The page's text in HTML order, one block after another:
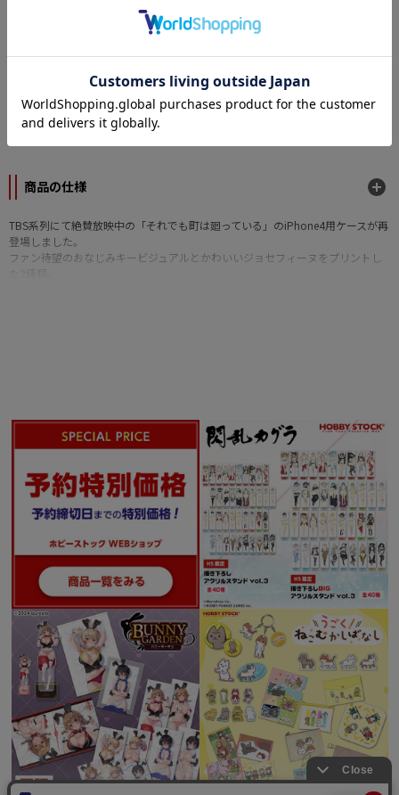
メーカー
商品の仕様
TBS系列にて絶賛放映中の「それでも町は廻っている」のiPhone4用ケースが再
登場しました。
ファン待望のおなじみキービジュアルとかわいいジョセフィーヌをプリントし